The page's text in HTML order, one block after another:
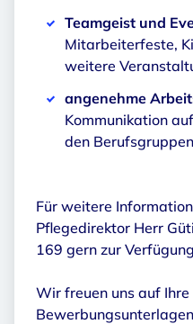
Teamgeist und
Mitarbeiterfeste,
weitere
angenehme
Kommunikation
den
Für weitere
Pflegedirektor Herr
169 gern zur
Wir freuen uns auf